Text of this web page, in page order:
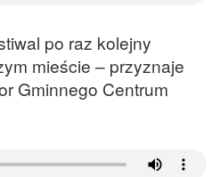
po raz kolejny
mieście – przyznaje
Gminnego Centrum